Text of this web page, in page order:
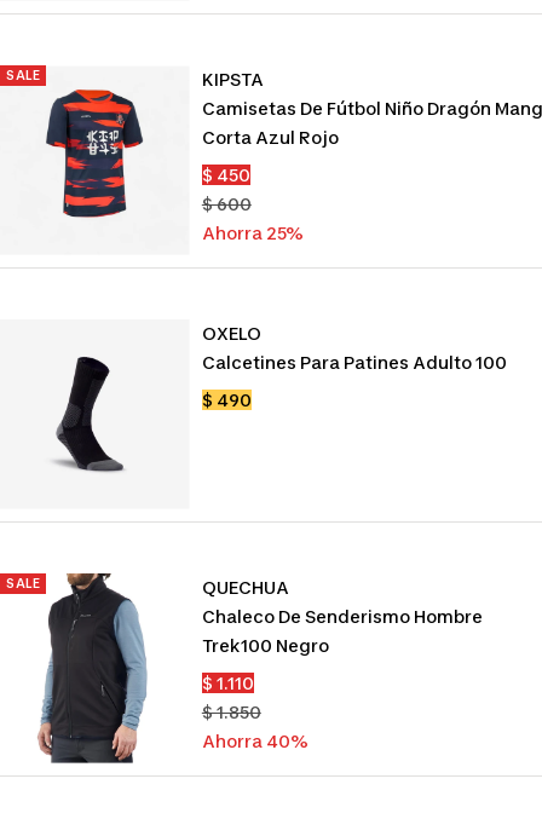
SALE
KIPSTA
Camisetas De Fútbol Niño Dragón
Corta Azul Rojo
Precio
de
venta
$ 450
Precio
normal
$ 600
Ahorra 25%
OXELO
Calcetines Para Patines Adulto 100
Precio
$ 490
SALE
QUECHUA
Chaleco De Senderismo Hombre
Trek100 Negro
Precio
de
venta
$ 1.110
Precio
normal
$ 1.850
Ahorra 40%